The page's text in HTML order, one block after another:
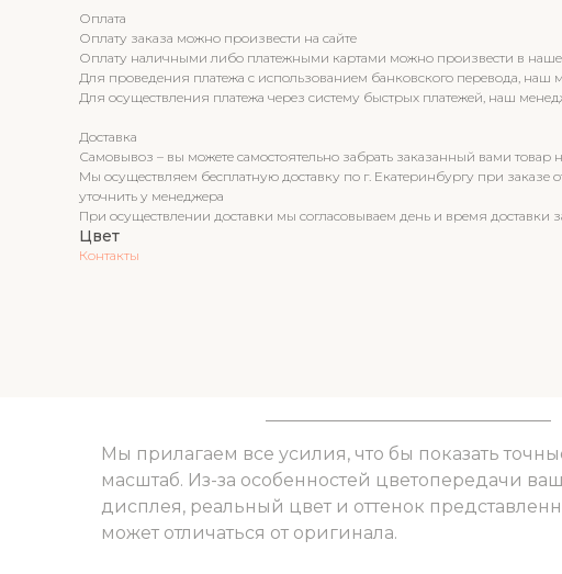
Оплата
Оплату заказа можно произвести на сайте
Оплату наличными либо платежными картами можно произвести в
Для проведения платежа с использованием банковского перевода,
Для осуществления платежа через систему быстрых платежей, наш
Доставка
Самовывоз – вы можете самостоятельно забрать заказанный вами товар
Мы осуществляем бесплатную доставку по г. Екатеринбургу при заказе
уточнить у менеджера
При осуществлении доставки мы согласовываем день и время доставки
Цвет
Контакты
Мы прилагаем все усилия, что бы показать
масштаб. Из-за особенностей цветопередачи
дисплея, реальный цвет и оттенок
может отличаться от оригинала.